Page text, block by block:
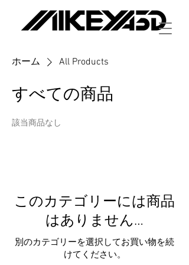
ホーム All Products
すべての商品
該当商品なし
このカテゴリーには商品
はありません…
別のカテゴリーを選択してお買い物を続
けてください。